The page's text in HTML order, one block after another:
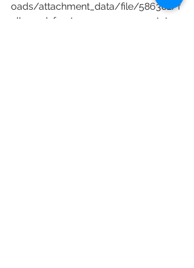
oads/attachment_data/file/586382/f
alls_and_fractures_consensus_statem